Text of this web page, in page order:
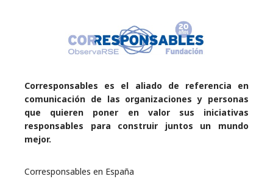
Corresponsables es el aliado de referencia en
comunicación de las organizaciones y personas
que quieren poner en valor sus iniciativas
responsables para construir juntos un mundo
mejor.
Corresponsables en España